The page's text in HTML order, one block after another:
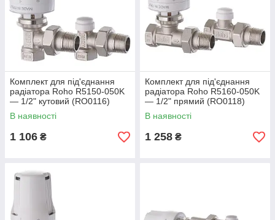
Комплект для під'єднання
радіатора Roho R5150-050K
— 1/2" кутовий (RO0116)
В наявності
1 106 ₴
Комплект для під'єднання
радіатора Roho R5160-050K
— 1/2" прямий (RO0118)
В наявності
1 258 ₴